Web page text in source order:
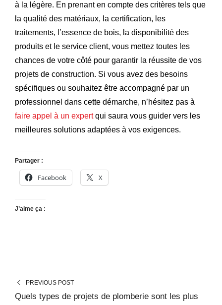
à la légère. En prenant en compte des critères tels que
la qualité des matériaux, la certification, les
traitements, l’essence de bois, la disponibilité des
produits et le service client, vous mettez toutes les
chances de votre côté pour garantir la réussite de vos
projets de construction. Si vous avez des besoins
spécifiques ou souhaitez être accompagné par un
professionnel dans cette démarche, n’hésitez pas à
faire appel à un expertqui saura vous guider vers les
meilleures solutions adaptées à vos exigences.
Partager :
Facebook X
J’aime ça :
PREVIOUS POST
Quels types de projets de plomberie sont les plus